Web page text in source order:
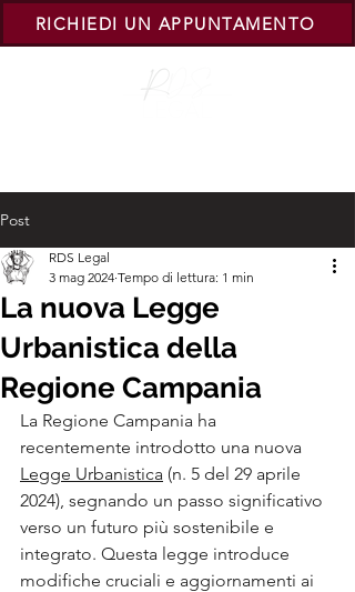
RICHIEDI UN APPUNTAMENTO
Post
La nuova Legge
Urbanistica della
Regione Campania
RDS Legal
3 mag 2024 Tempo di lettura: 1 min
La Regione Campania ha
recentemente introdotto una nuova
Legge Urbanistica (n. 5 del 29 aprile
2024), segnando un passo significativo
verso un futuro più sostenibile e
integrato. Questa legge introduce
modifiche cruciali e aggiornamenti ai